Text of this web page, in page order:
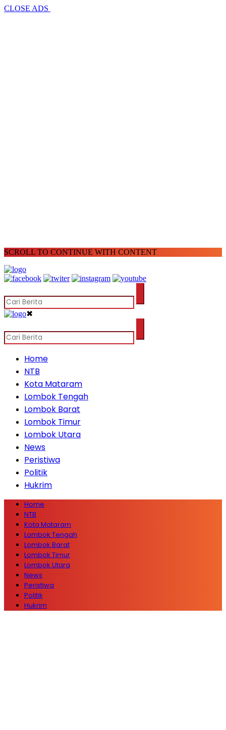
CLOSE ADS
SCROLL TO CONTINUE WITH CONTENT
✖
Home
NTB
Kota Mataram
Lombok Tengah
Lombok Barat
Lombok Timur
Lombok Utara
News
Peristiwa
Politik
Hukrim
Home
NTB
Kota Mataram
Lombok Tengah
Lombok Barat
Lombok Timur
Lombok Utara
News
Peristiwa
Politik
Hukrim